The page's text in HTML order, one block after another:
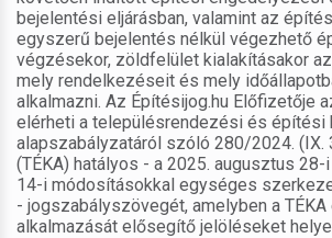
bejelentési eljárásban, valamint az
egyszerű bejelentés nélkül végezhető
végzésekor, zöldfelület kialakításakor az
mely rendelkezéseit és mely
alkalmazni. Az Építésijog.hu Előfizetője
elérheti a településrendezési és építési
alapszabályzatáról szóló 280/2024. (IX.
(TÉKA) hatályos - a 2025. augusztus 28-
14-i módosításokkal egységes
- jogszabályszövegét, amelyben a TÉKA
alkalmazását elősegítő jelöléseket